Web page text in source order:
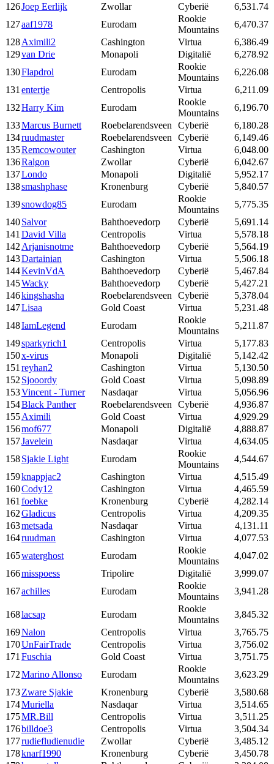
126Joep Eerlijk Zwollar Cyberië
6,531.74
127aaf1978 Eurodam
Rookie
Mountains
6,470.37
128Aximili2 Cashington Virtua
6,386.49
129van Drie Monapoli Digitalië
6,278.92
130Flapdrol Eurodam
Rookie
Mountains
6,226.08
131 entertje Centropolis Virtua
6,211.09
132Harry Kim Eurodam
Rookie
Mountains
6,196.70
133Marcus Burnett Roebelarendsveen Cyberië
6,180.28
134ruudmaster Roebelarendsveen Cyberië
6,149.46
135Remcowouter Cashington Virtua
6,048.00
136Ralgon Zwollar Cyberië
6,042.67
137Londo Monapoli Digitalië
5,952.17
138smashphase Kronenburg Cyberië
5,840.57
139snowdog85 Eurodam
Rookie
Mountains
5,775.35
140Salvor Bahthoevedorp Cyberië
5,691.14
141 David Villa Centropolis Virtua
5,578.18
142 Arjanisnotme Bahthoevedorp Cyberië
5,564.19
143Dartainian Cashington Virtua
5,506.18
144KevinVdA Bahthoevedorp Cyberië
5,467.84
145Wacky Bahthoevedorp Cyberië
5,427.21
146kingshasha Roebelarendsveen Cyberië
5,378.04
147Lisaa Gold Coast Virtua
5,231.48
148IamLegend Eurodam
Rookie
Mountains
5,211.87
149sparkyrich1 Centropolis Virtua
5,177.83
150x-virus Monapoli Digitalië
5,142.42
151 reyhan2 Cashington Virtua
5,130.50
152 Sjooordy Gold Coast Virtua
5,098.89
153Vincent - Turner Nasdaqar Virtua
5,056.96
154Black Panther Roebelarendsveen Cyberië
4,936.87
155Aximili Gold Coast Virtua
4,929.29
156mof677 Monapoli Digitalië
4,888.87
157Javelein Nasdaqar Virtua
4,634.05
158Sjakie Light Eurodam
Rookie
Mountains
4,544.67
159knappjac2 Cashington Virtua
4,515.49
160Cody12 Cashington Virtua
4,465.59
161 foebke Kronenburg Cyberië
4,282.14
162Gladicus Centropolis Virtua
4,209.35
163metsada Nasdaqar Virtua
4,131.11
164ruudman Cashington Virtua
4,077.53
165waterghost Eurodam
Rookie
Mountains
4,047.02
166misspoess Tripolire Digitalië
3,999.07
167achilles Eurodam
Rookie
Mountains
3,941.28
168lacsap Eurodam
Rookie
Mountains
3,845.32
169Nalon Centropolis Virtua
3,765.75
170UnFairTrade Centropolis Virtua
3,756.02
171 Fuschia Gold Coast Virtua
3,751.75
172Marino Allonso Eurodam
Rookie
Mountains
3,623.29
173Zware Sjakie Kronenburg Cyberië
3,580.68
174Muriella Nasdaqar Virtua
3,514.65
175MR.Bill Centropolis Virtua
3,511.25
176billdoe3 Centropolis Virtua
3,504.34
177rudiefludienudie Zwollar Cyberië
3,485.12
178knarf1990 Kronenburg Cyberië
3,450.78